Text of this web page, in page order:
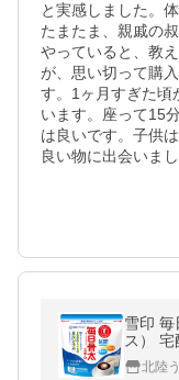
と実感しました。
たまたま、親戚の
やっていると、教
が、思い切って購
す。1ヶ月すぎた頃
います。座って15
は良いです。子供
良い物に出会いまし
雪印
ス） 宅
北陸